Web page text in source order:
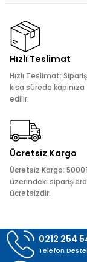
kullanarak
Görüş ve
Ürün resmi
Ürün bilgilerinde
Ürün fiyatı diğer
Bu ürüne benzer
Hızlı Teslimat
Hızlı Teslimat:
kısa sürede
edilir.
Ücretsiz Kargo
Ücretsiz Kargo:
üzerindeki
ücretsizdir.
0212 254
Telefon